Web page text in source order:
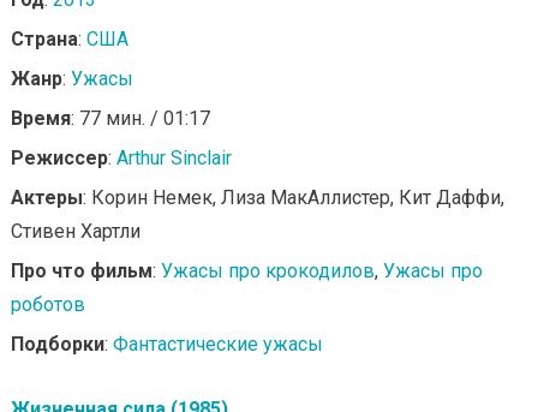
Страна: США
Жанр: Ужасы
Время: 77 мин. / 01:17
Режиссер: Arthur Sinclair
Актеры: Корин Немек, Лиза МакАллистер, Кит Даффи,
Стивен Хартли
Про что фильм: Ужасы про крокодилов, Ужасы про
роботов
Подборки: Фантастические ужасы